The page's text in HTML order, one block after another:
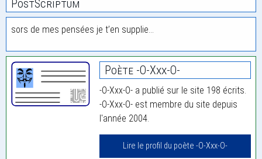
PostScriptum
sors de mes pensées je t’en supplie…
Poète -O-Xxx-O-
-O-Xxx-O- a publié sur le site 198 écrits.
-O-Xxx-O- est membre du site depuis
l'année 2004.
Lire le profil du poète -O-Xxx-O-